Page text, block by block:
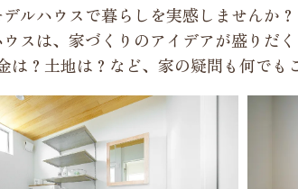
ルハウスで暮らしを実感しませんか？
スは、家づくりのアイデアが盛りだく
？土地は？など、家の疑問も何でも